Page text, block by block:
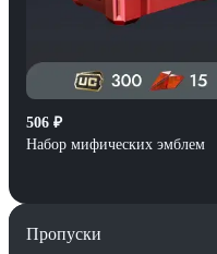
506 ₽
Набор мифических эмблем
Пропуски